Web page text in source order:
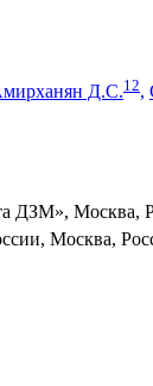
Д.С.1 2,
ДЗМ», Москва,
Москва,